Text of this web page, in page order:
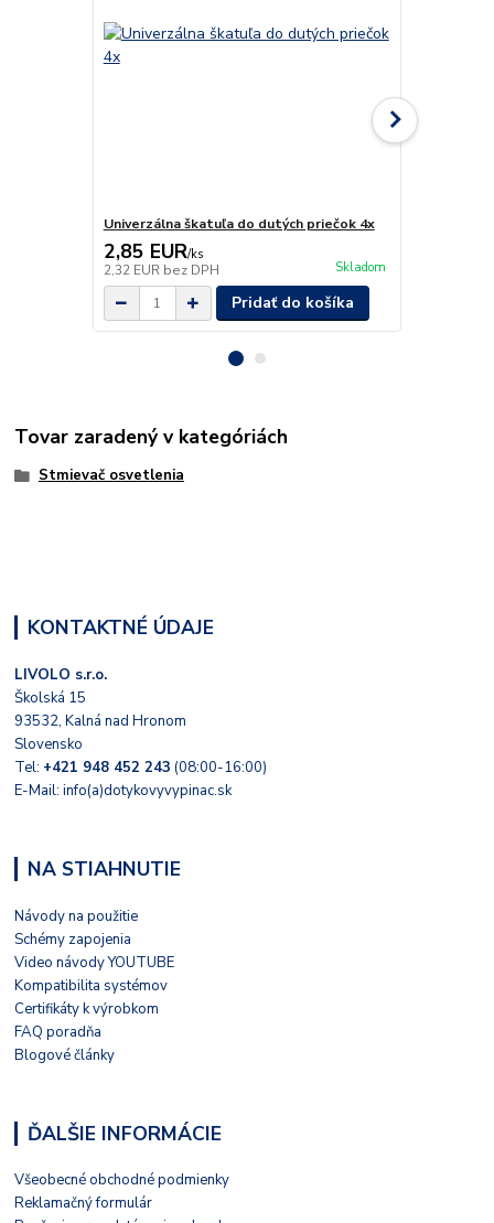
Univerzálna škatuľa do dutých priečok 4x
2,85 EUR/ks
2,32 EUR bez DPH Skladom
Pridať do košíka
Tovar zaradený v kategóriách
Stmievač osvetlenia
KONTAKTNÉ ÚDAJE
LIVOLO s.r.o.
Školská 15
93532, Kalná nad Hronom
Slovensko
Tel: +421 948 452 243 (08:00-16:00)
E-Mail: info(a)dotykovyvypinac.sk
NA STIAHNUTIE
Návody na použitie
Schémy zapojenia
Video návody YOUTUBE
Kompatibilita systémov
Certifikáty k výrobkom
FAQ poradňa
Blogové články
ĎALŠIE INFORMÁCIE
Všeobecné obchodné podmienky
Reklamačný formulár